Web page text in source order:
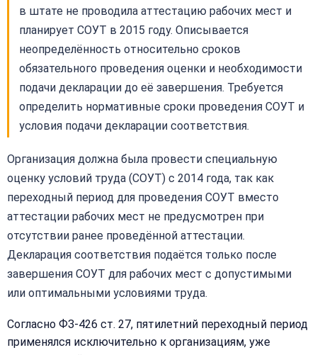
в штате не проводила аттестацию рабочих мест и
планирует СОУТ в 2015 году. Описывается
неопределённость относительно сроков
обязательного проведения оценки и необходимости
подачи декларации до её завершения. Требуется
определить нормативные сроки проведения СОУТ и
условия подачи декларации соответствия.
Организация должна была провести специальную
оценку условий труда (СОУТ) с 2014 года, так как
переходный период для проведения СОУТ вместо
аттестации рабочих мест не предусмотрен при
отсутствии ранее проведённой аттестации.
Декларация соответствия подаётся только после
завершения СОУТ для рабочих мест с допустимыми
или оптимальными условиями труда.
Согласно ФЗ-426 ст. 27, пятилетний переходный период
применялся исключительно к организациям, уже